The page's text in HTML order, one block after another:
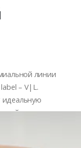
линии
– V|L.
ремешок